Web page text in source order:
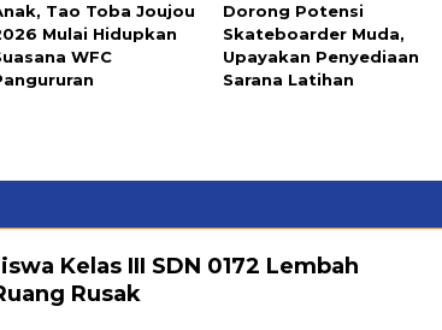
Tao Toba Joujou
Mulai Hidupkan
WFC
Dorong Potensi
Skateboarder Muda,
Upayakan Penyediaan
Sarana Latihan
Kelas III SDN 0172 Lembah
Rusak